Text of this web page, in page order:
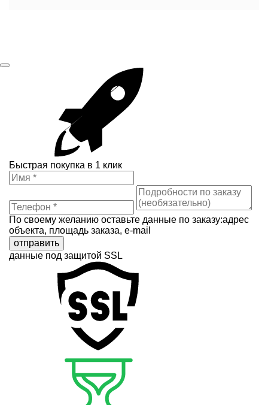
Быстрая покупка в 1 клик
По своему желанию оставьте данные по заказу:адрес
объекта, площадь заказа, e-mail
отправить
данные под защитой SSL